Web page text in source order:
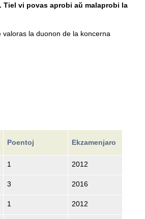
vi povas aprobi aŭ malaprobi la
la duonon de la koncerna
Poentoj Ekzamenjaro
1 2012
3 2016
1 2012